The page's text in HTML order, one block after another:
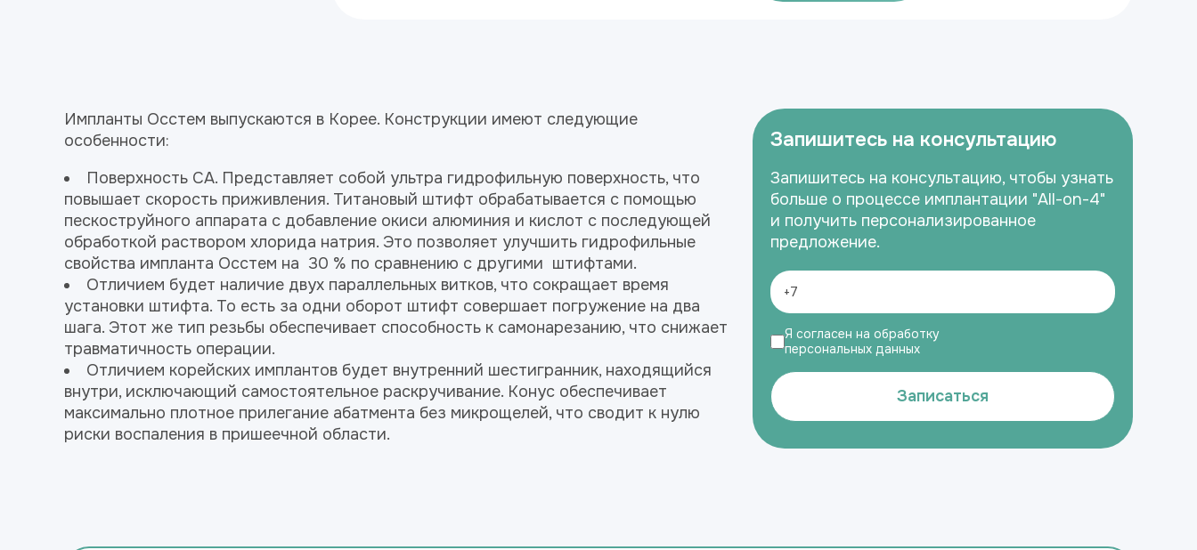
Импланты Осстем выпускаются в Корее. Конструкции имеют следующие
особенности:
Поверхность СА. Представляет собой ультра гидрофильную поверхность, что
повышает скорость приживления. Титановый штифт обрабатывается с помощью
пескоструйного аппарата с добавление окиси алюминия и кислот с последующей
обработкой раствором хлорида натрия. Это позволяет улучшить гидрофильные
свойства импланта Осстем на 30 % по сравнению с другими штифтами.
Отличием будет наличие двух параллельных витков, что сокращает время
установки штифта. То есть за одни оборот штифт совершает погружение на два
шага. Этот же тип резьбы обеспечивает способность к самонарезанию, что снижает
травматичность операции.
Отличием корейских имплантов будет внутренний шестигранник, находящийся
внутри, исключающий самостоятельное раскручивание. Конус обеспечивает
максимально плотное прилегание абатмента без микрощелей, что сводит к нулю
риски воспаления в пришеечной области.
Запишитесь на консультацию
Запишитесь на консультацию, чтобы узнать
больше о процессе имплантации "All-on-4"
и получить персонализированное
предложение.
Я согласен на обработку
персональных данных
Записаться